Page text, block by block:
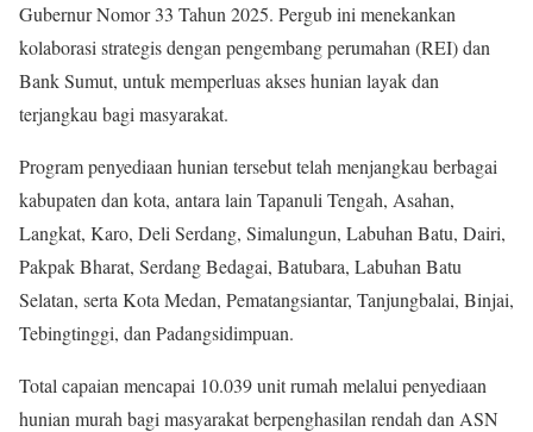
Gubernur Nomor 33 Tahun 2025. Pergub ini menekankan
kolaborasi strategis dengan pengembang perumahan (REI) dan
Bank Sumut, untuk memperluas akses hunian layak dan
terjangkau bagi masyarakat.
Program penyediaan hunian tersebut telah menjangkau berbagai
kabupaten dan kota, antara lain Tapanuli Tengah, Asahan,
Langkat, Karo, Deli Serdang, Simalungun, Labuhan Batu, Dairi,
Pakpak Bharat, Serdang Bedagai, Batubara, Labuhan Batu
Selatan, serta Kota Medan, Pematangsiantar, Tanjungbalai, Binjai,
Tebingtinggi, dan Padangsidimpuan.
Total capaian mencapai 10.039 unit rumah melalui penyediaan
hunian murah bagi masyarakat berpenghasilan rendah dan ASN